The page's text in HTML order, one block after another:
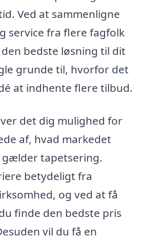
Ved at sammenligne
service fra flere fagfolk
bedste løsning til dit
grunde til, hvorfor det
at indhente flere tilbud.
det dig mulighed for
af, hvad markedet
tapetsering.
betydeligt fra
og ved at få
finde den bedste pris
vil du få en